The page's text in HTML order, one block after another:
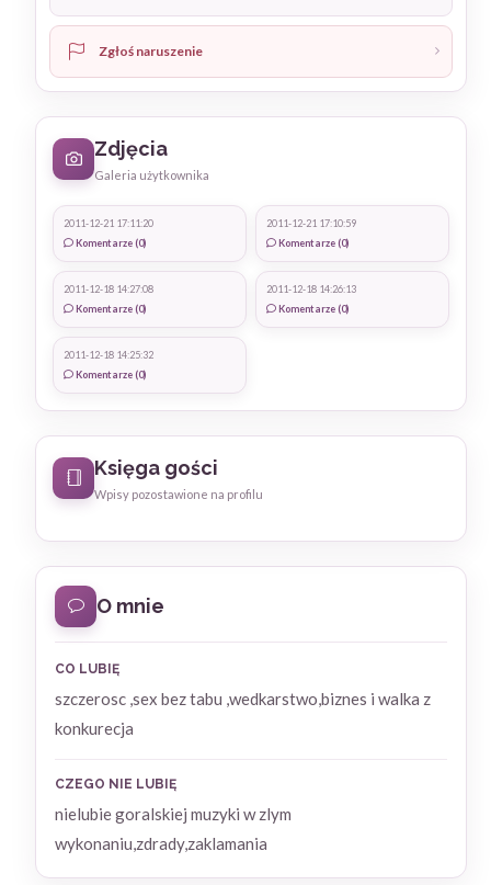
Zgłoś naruszenie
Zdjęcia
Galeria użytkownika
2011-12-21 17:11:20
Komentarze (0)
2011-12-21 17:10:59
Komentarze (0)
2011-12-18 14:27:08
Komentarze (0)
2011-12-18 14:26:13
Komentarze (0)
2011-12-18 14:25:32
Komentarze (0)
Księga gości
Wpisy pozostawione na profilu
O mnie
CO LUBIĘ
szczerosc ,sex bez tabu ,wedkarstwo,biznes i walka z
konkurecja
CZEGO NIE LUBIĘ
nielubie goralskiej muzyki w zlym
wykonaniu,zdrady,zaklamania